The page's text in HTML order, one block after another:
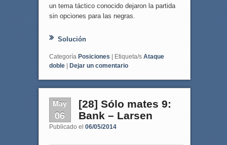
un tema táctico conocido dejaron la partida
sin opciones para las negras.
Solución
Categoría Posiciones | Etiqueta/s Ataque
doble | Dejar un comentario
May
06
[28] Sólo mates 9:
Bank – Larsen
Publicado el 06/05/2014